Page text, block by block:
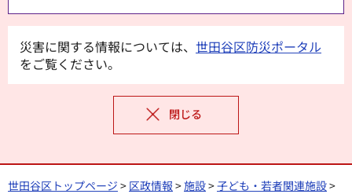
災害に関する情報については、 世田谷区防災ポータル
をご覧ください。
閉じる
世田谷区トップページ > 区政情報 >施設>子ども・若者関連施設>